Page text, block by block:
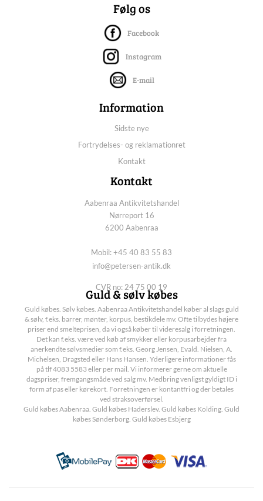
Følg os
Facebook
Instagram
E-mail
Information
Sidste nye
Fortrydelses- og reklamationret
Kontakt
Kontakt
Aabenraa Antikvitetshandel
Nørreport 16
6200 Aabenraa
Mobil: +45 40 83 55 83
info@petersen-antik.dk
CVR no: 24 75 00 19
Guld & sølv købes
Guld købes. Sølv købes. Aabenraa Antikvitetshandel køber al slags guld
& sølv, f.eks. barrer, mønter, korpus, bestikdele mv. Ofte tilbydes højere
priser end smelteprisen, da vi også køber til videresalg i forretningen.
Det kan f.eks. være ved køb af smykker eller korpusarbejder fra
anerkendte sølvsmedier som f.eks. Georg Jensen, Evald. Nielsen, A.
Michelsen, Dragsted eller Hans Hansen. Yderligere informationer fås
på tlf 4083 5583 eller per mail. Vi informerer gerne om aktuelle
dagspriser, fremgangsmåde ved salg mv. Medbring venligst gyldigt ID i
form af pas eller kørekort. Forretningen er kontantfri og der betales
ved straksoverførsel.
Guld købes Aabenraa. Guld købes Haderslev. Guld købes Kolding. Guld
købes Sønderborg. Guld købes Esbjerg